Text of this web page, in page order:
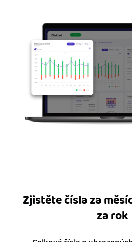
Zjistěte čísla za
za rok